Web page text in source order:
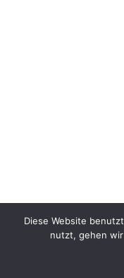
Diese Website
nutzt, gehen